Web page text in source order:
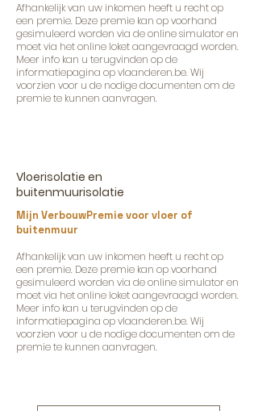
Afhankelijk van uw inkomen heeft u recht op
een premie. Deze premie kan op voorhand
gesimuleerd worden via de online simulator en
moet via het online loket aangevraagd worden.
Meer info kan u terugvinden op de
informatiepagina op vlaanderen.be. Wij
voorzien voor u de nodige documenten om de
premie te kunnen aanvragen.
Vloerisolatie en
buitenmuurisolatie
Mijn VerbouwPremie voor vloer of
buitenmuur
Afhankelijk van uw inkomen heeft u recht op
een premie. Deze premie kan op voorhand
gesimuleerd worden via de online simulator en
moet via het online loket aangevraagd worden.
Meer info kan u terugvinden op de
informatiepagina op vlaanderen.be. Wij
voorzien voor u de nodige documenten om de
premie te kunnen aanvragen.